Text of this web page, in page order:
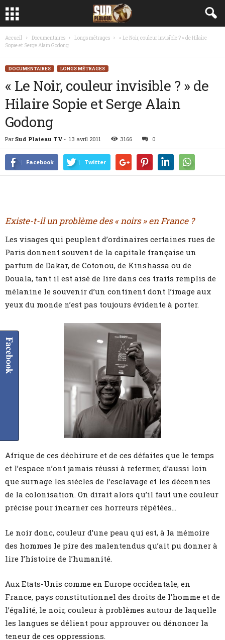
Accueil Documentaires Longs métrages
« Le Noir, couleur invisible ? » de Hilaire
Sopie et Serge Alain Godong
DOCUMENTAIRES LONGS MÉTRAGES
« Le Noir, couleur invisible ? » de
Hilaire Sopie et Serge Alain
Godong
Par Sud Plateau TV - 13 avril 2011 3166 0
Facebook Twitter
Existe-t-il un problème des « noirs » en France ?
Les visages qui peuplent d’ordinaires certaines rues de
Paris donnent souvent de la capitale française un
parfum de Dakar, de Cotonou, de Kinshassa ou de
Douala, tant il est aisé de lire dans ces traits remplis de
mélanine le souvenir d’un continent dont l’image aux
yeux du monde n’est pas toujours évidente à porter.
Afrique de ces déchirure et de ces défaites que le temps
et l’espace n’ont jamais réussi à refermer, d’aussi loin
que surnage les siècles de l’esclavage et les décennies
de la colonisation. On dirait alors qu’il faut une couleur
précise pour incarner ces horreurs répétées…
Le noir donc, couleur d’une peau qui est, à la mémoire
des hommes le pire des malentendus qu’ait pu donner à
lire l’histoire de l’humanité.
Aux Etats-Unis comme en Europe occidentale, en
France, pays constitutionnel des droits de l’homme et de
l’égalité, le noir, couleur à problèmes autour de laquelle
les langues se délient pour approuver ou dénoncer la
teneur de ces oppressions.
Facebook